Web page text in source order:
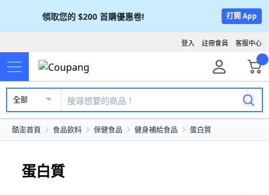
領取您的 $200 首購優惠卷! 打開 App
客服中心
註冊會員
登入
全部
酷澎首頁 食品飲料 保健食品 健身補給食品 蛋白質
蛋白質